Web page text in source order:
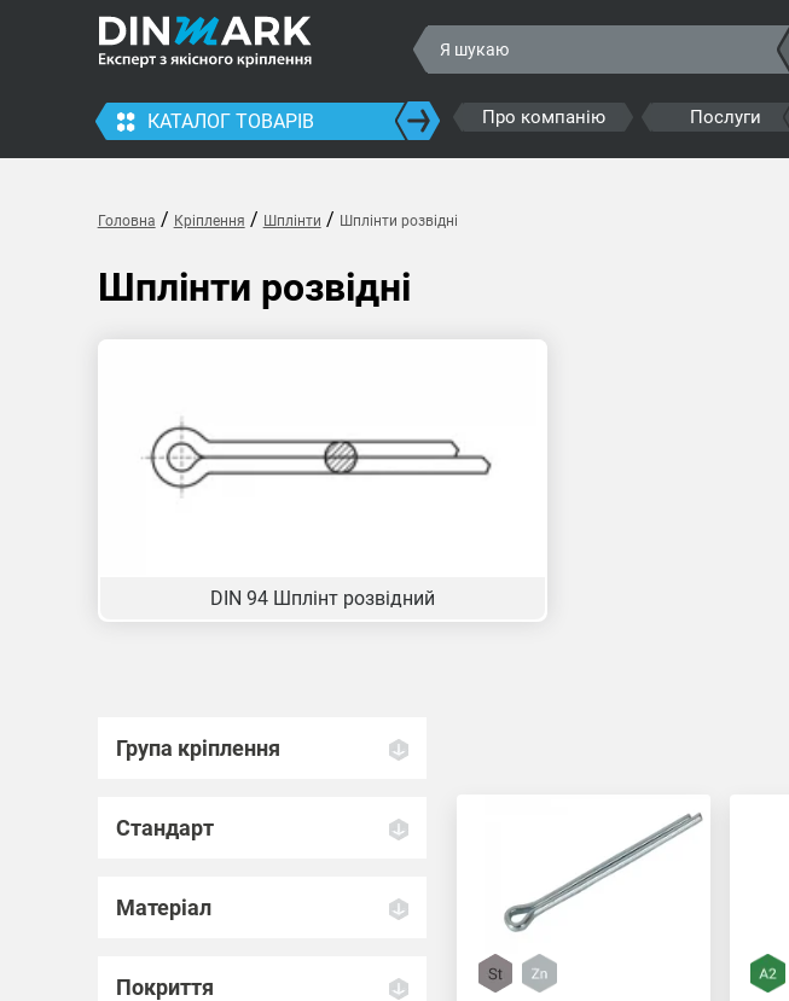
КАТАЛОГ ТОВАРІВ Про компанію Послуги
Головна / Кріплення / Шплінти / Шплінти розвідні
Шплінти розвідні
DIN 94 Шплінт розвідний
Група кріплення
Стандарт
Матеріал
Покриття